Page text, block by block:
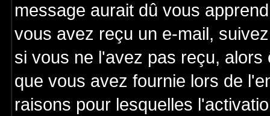
message aurait dû vous
vous avez reçu un e-mail,
si vous ne l'avez pas reçu,
que vous avez fournie lors de
raisons pour lesquelles